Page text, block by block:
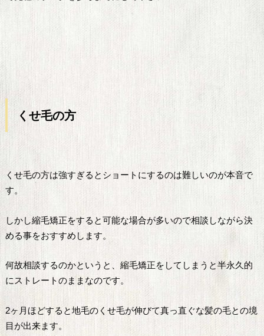
くせ毛の方
くせ毛の方は強すぎるとショートにするのは難しいのが本音で
す。
しかし縮毛矯正をすると可能な場合が多いので相談しながら決
める事をおすすめします。
何故相談するのかというと、縮毛矯正をしてしまうと半永久的
にストレートのままなのです。
2ヶ月ほどすると地毛のくせ毛が伸びて真っ直ぐな髪の毛との境
目が出来ます。